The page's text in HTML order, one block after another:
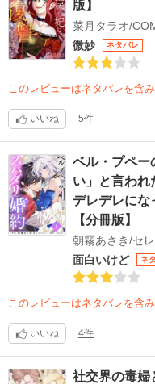
版】
菜月タラオ/
微妙
ネタバレ
このレビューはネタバレを含
いいね 5件
ベル・プペー
い」と言われ
デレデレにな
【分冊版】
朝霧あさき/セ
面白いけど
ネ
このレビューはネタバレを含
いいね 4件
社交界の毒婦